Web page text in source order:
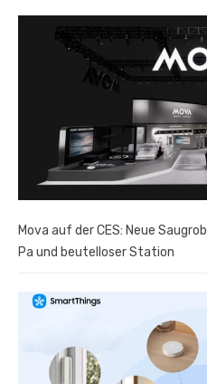
Mova auf der CES: Neue
Pa und beutelloser Station